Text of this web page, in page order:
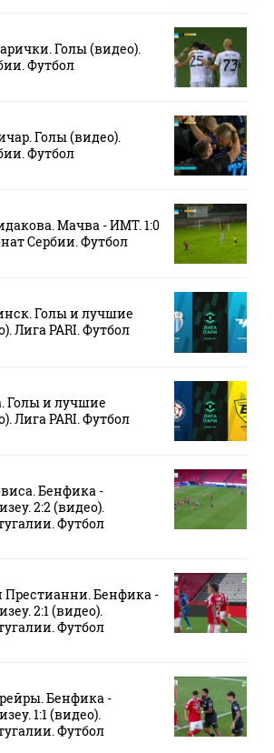
Голы (видео).
Футбол
Голы (видео).
Футбол
Мачва - ИМТ. 1:0
Сербии. Футбол
Голы и лучшие
Лига PARI. Футбол
Голы и лучшие
Лига PARI. Футбол
Бенфика -
2:2 (видео).
Футбол
Престианни. Бенфика -
2:1 (видео).
Футбол
Бенфика -
1:1 (видео).
Футбол